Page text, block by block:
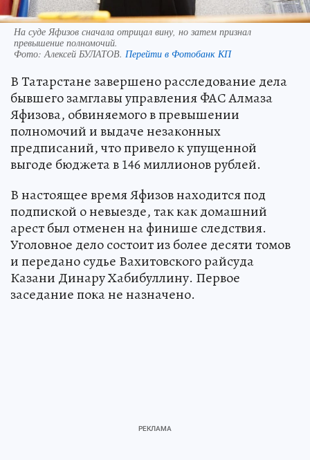
На суде Яфизов сначала отрицал вину, но затем признал
превышение полномочий.
Фото:Алексей БУЛАТОВ. Перейти в Фотобанк КП
В Татарстане завершено расследование дела
бывшего замглавы управления ФАС Алмаза
Яфизова, обвиняемого в превышении
полномочий и выдаче незаконных
предписаний, что привело к упущенной
выгоде бюджета в 146 миллионов рублей.
В настоящее время Яфизов находится под
подпиской о невыезде, так как домашний
арест был отменен на финише следствия.
Уголовное дело состоит из более десяти томов
и передано судье Вахитовского райсуда
Казани Динару Хабибуллину. Первое
заседание пока не назначено.